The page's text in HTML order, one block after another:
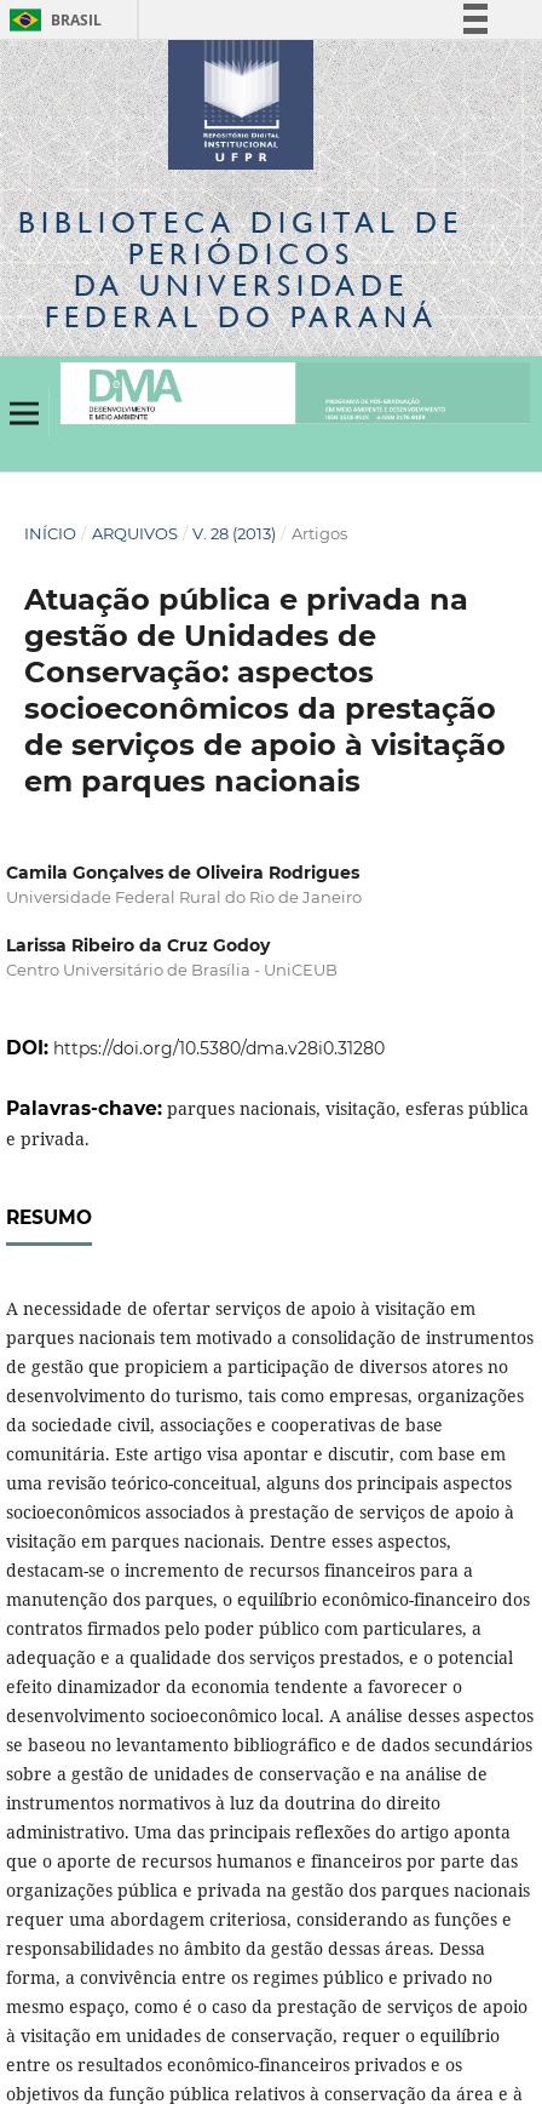
BRASIL
Simplifique!
Comunica BR
Participe
Acesso à informação
Legislação
Canais
BIBLIOTECA DIGITALDE
PERIÓDICOS
DA UNIVERSIDADE
FEDERAL DO PARANÁ
INÍCIO / ARQUIVOS / V. 28 (2013) / Artigos
Atuação pública e privada na
gestão de Unidades de
Conservação: aspectos
socioeconômicos da prestação
de serviços de apoio à visitação
em parques nacionais
Camila Gonçalves de Oliveira Rodrigues
Universidade Federal Rural do Rio de Janeiro
Larissa Ribeiro da Cruz Godoy
Centro Universitário de Brasília - UniCEUB
DOI: https://doi.org/10.5380/dma.v28i0.31280
Palavras-chave: parques nacionais, visitação, esferas pública
e privada.
RESUMO
A necessidade de ofertar serviços de apoio à visitação em
parques nacionais tem motivado a consolidação de instrumentos
de gestão que propiciem a participação de diversos atores no
desenvolvimento do turismo, tais como empresas, organizações
da sociedade civil, associações e cooperativas de base
comunitária. Este artigo visa apontar e discutir, com base em
uma revisão teórico-conceitual, alguns dos principais aspectos
socioeconômicos associados à prestação de serviços de apoio à
visitação em parques nacionais. Dentre esses aspectos,
destacam-se o incremento de recursos financeiros para a
manutenção dos parques, o equilíbrio econômico-financeiro dos
contratos firmados pelo poder público com particulares, a
adequação e a qualidade dos serviços prestados, e o potencial
efeito dinamizador da economia tendente a favorecer o
desenvolvimento socioeconômico local. A análise desses aspectos
se baseou no levantamento bibliográfico e de dados secundários
sobre a gestão de unidades de conservação e na análise de
instrumentos normativos à luz da doutrina do direito
administrativo. Uma das principais reflexões do artigo aponta
que o aporte de recursos humanos e financeiros por parte das
organizações pública e privada na gestão dos parques nacionais
requer uma abordagem criteriosa, considerando as funções e
responsabilidades no âmbito da gestão dessas áreas. Dessa
forma, a convivência entre os regimes público e privado no
mesmo espaço, como é o caso da prestação de serviços de apoio
à visitação em unidades de conservação, requer o equilíbrio
entre os resultados econômico-financeiros privados e os
objetivos da função pública relativos à conservação da área e à